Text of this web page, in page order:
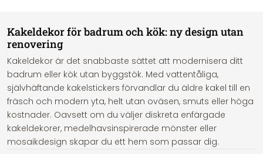
Kakeldekor för badrum och kök: ny design utan
renovering
Kakeldekor är det snabbaste sättet att modernisera ditt
badrum eller kök utan byggstök. Med vattentåliga,
självhäftande kakelstickers förvandlar du äldre kakel till en
fräsch och modern yta, helt utan oväsen, smuts eller höga
kostnader. Oavsett om du väljer diskreta enfärgade
kakeldekorer, medelhavsinspirerade mönster eller
mosaikdesign skapar du ett hem som passar dig.